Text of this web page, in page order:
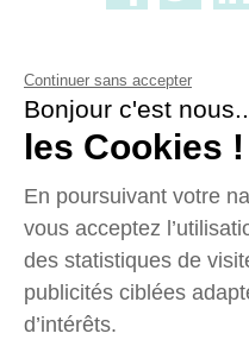
Continuer sans accepter
Bonjour c'est nous...
les Cookies !
En poursuivant votre
vous acceptez
des statistiques de
publicités ciblées
d’intérêts.